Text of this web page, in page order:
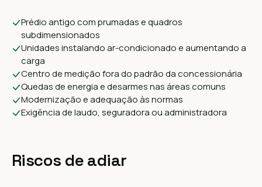
Prédio antigo com prumadas e quadros
subdimensionados
Unidades instalando ar-condicionado e aumentando a
carga
Centro de medição fora do padrão da concessionária
Quedas de energia e desarmes nas áreas comuns
Modernização e adequação às normas
Exigência de laudo, seguradora ou administradora
Riscos de adiar